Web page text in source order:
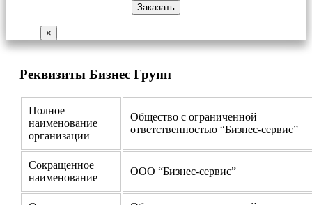
×
Реквизиты Бизнес Групп
Полное
наименование
организации
Общество с ограниченной
ответственностью “Бизнес-сервис”
Сокращенное
наименование
ООО “Бизнес-сервис”